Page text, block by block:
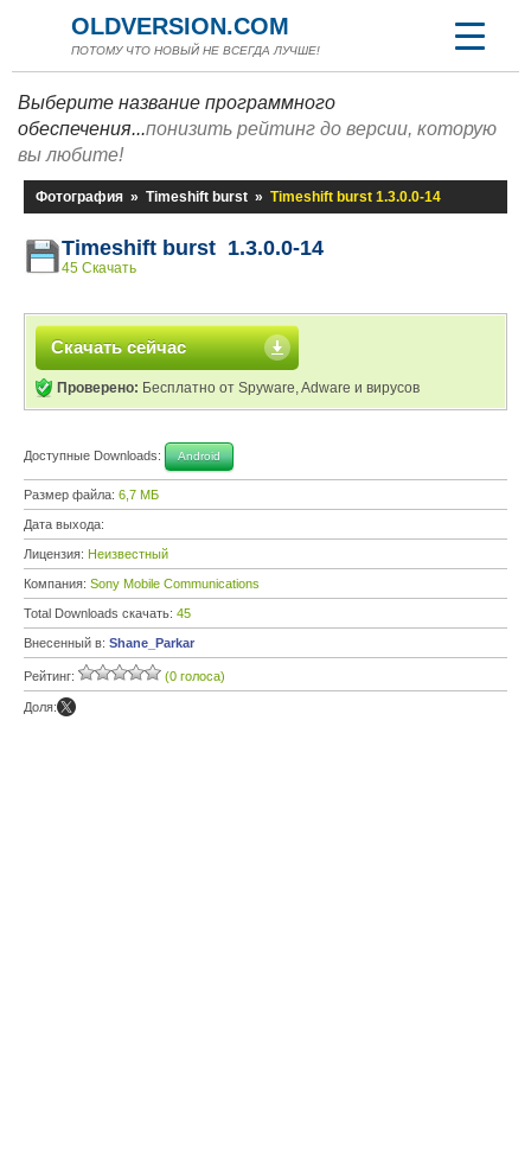
OLDVERSION.COM
ПОТОМУ ЧТО НОВЫЙ НЕ ВСЕГДА ЛУЧШЕ!
Выберите название программного
обеспечения...понизить рейтинг до версии, которую
вы любите!
Фотография » Timeshift burst » Timeshift burst 1.3.0.0-14
Timeshift burst 1.3.0.0-14
45 Скачать
Скачать сейчас
Проверено: Бесплатно от Spyware, Adware и вирусов
Доступные Downloads: Android
Размер файла: 6,7 МБ
Дата выхода:
Лицензия: Неизвестный
Компания: Sony Mobile Communications
Total Downloads скачать: 45
Внесенный в: Shane_Parkar
Рейтинг: (0 голоса)
Доля: